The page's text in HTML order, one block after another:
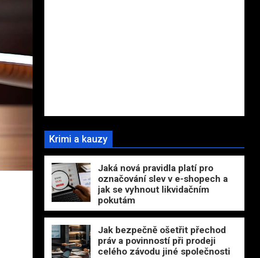
Krimi a kauzy
Jaká nová pravidla platí pro
označování slev v e-shopech a
jak se vyhnout likvidačním
pokutám
Jak bezpečně ošetřit přechod
práv a povinností při prodeji
celého závodu jiné společnosti